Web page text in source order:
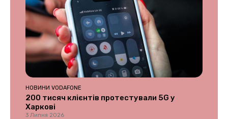
НОВИНИ VODAFONE
200 тисяч клієнтів протестували 5G у
Харкові
3 Липня 2026